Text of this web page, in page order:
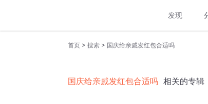
发现
首页 > 搜索 > 国庆给亲戚发红包合适吗
国庆给亲戚发红包合适吗 相关的专辑